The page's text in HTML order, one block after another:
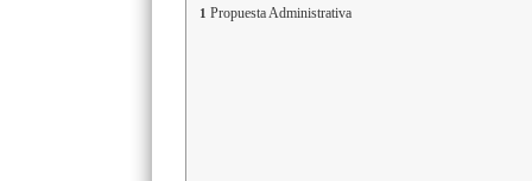
1 Propuesta Administrativa